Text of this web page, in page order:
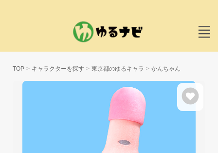
TOP キャラクターを探す 東京都のゆるキャラ かんちゃん